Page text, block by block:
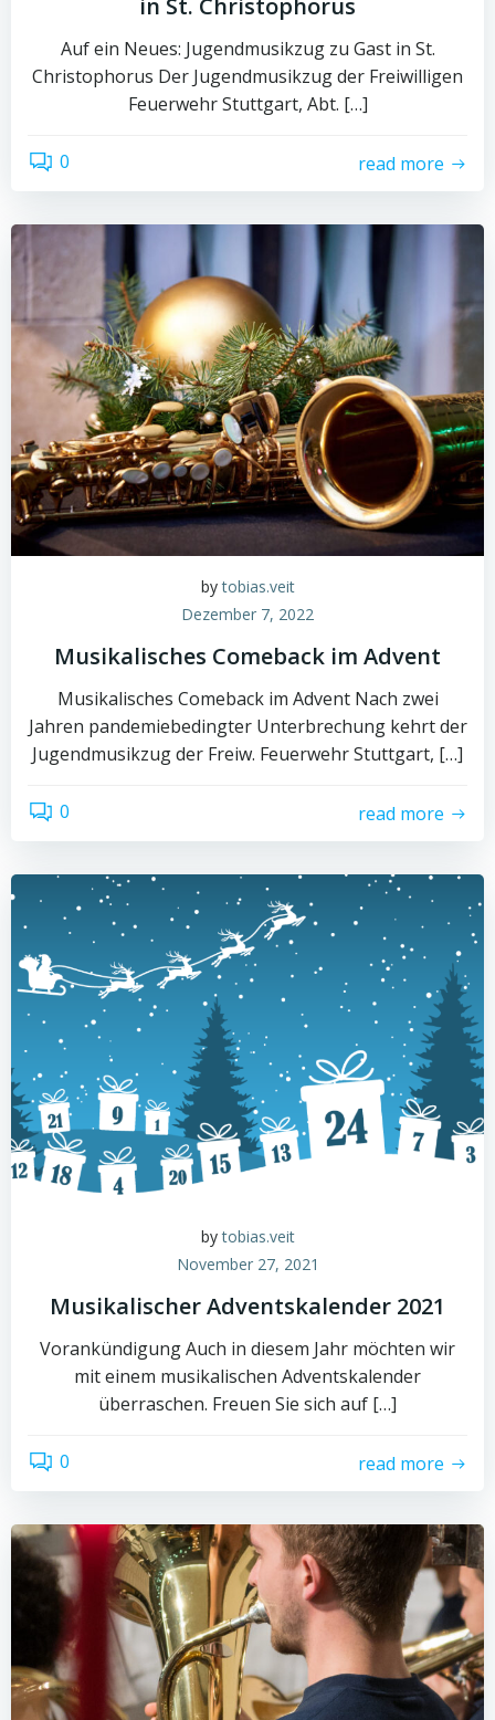
in St. Christophorus
Auf ein Neues: Jugendmusikzug zu Gast in St.
Christophorus Der Jugendmusikzug der Freiwilligen
Feuerwehr Stuttgart, Abt. […]
0 read more
bytobias.veit
Dezember 7, 2022
Musikalisches Comeback im Advent
Musikalisches Comeback im Advent Nach zwei
Jahren pandemiebedingter Unterbrechung kehrt der
Jugendmusikzug der Freiw. Feuerwehr Stuttgart, […]
0 read more
bytobias.veit
November 27, 2021
Musikalischer Adventskalender 2021
Vorankündigung Auch in diesem Jahr möchten wir
mit einem musikalischen Adventskalender
überraschen. Freuen Sie sich auf […]
0 read more